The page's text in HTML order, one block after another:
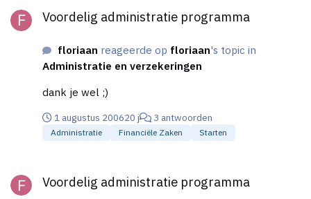
mijn bedrijf kan noemen. Nu is mijn inspiratie echt
Voordelig administratie programma
floriaan reageerde op floriaan's topic in
Administratie en verzekeringen
dank je wel ;)
1 augustus 200620 j 3 antwoorden
Administratie Financiële Zaken Starten
Voordelig administratie programma